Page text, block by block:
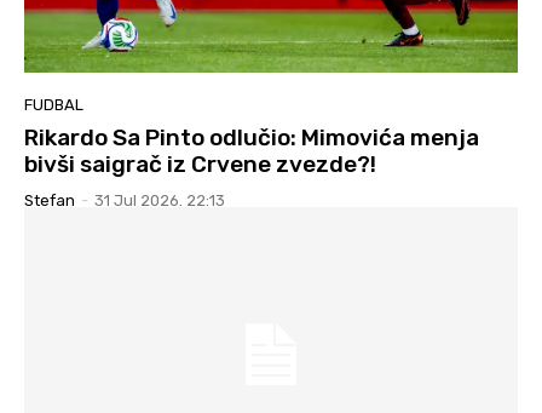
FUDBAL
Rikardo Sa Pinto odlučio: Mimovića menja
bivši saigrač iz Crvene zvezde?!
Stefan - 31 Jul 2026. 22:13